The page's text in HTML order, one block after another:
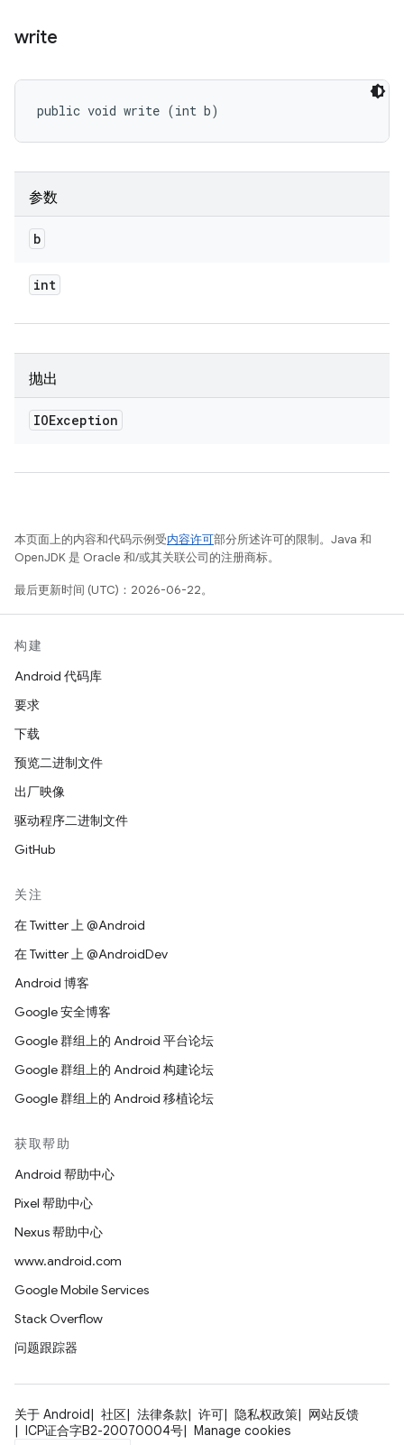
write
public void write (int b)
参数
b
int
抛出
IOException
本页面上的内容和代码示例受内容许可部分所述许可的限制。Java 和
OpenJDK 是 Oracle 和/或其关联公司的注册商标。
最后更新时间 (UTC)：2026-06-22。
构建
Android 代码库
要求
下载
预览二进制文件
出厂映像
驱动程序二进制文件
GitHub
关注
在 Twitter 上 @Android
在 Twitter 上 @AndroidDev
Android 博客
Google 安全博客
Google 群组上的 Android 平台论坛
Google 群组上的 Android 构建论坛
Google 群组上的 Android 移植论坛
获取帮助
Android 帮助中心
Pixel 帮助中心
Nexus 帮助中心
www.android.com
Google Mobile Services
Stack Overflow
问题跟踪器
关于 Android 社区 法律条款 许可 隐私权政策
网站反馈
ICP证合字B2-20070004号
Manage cookies